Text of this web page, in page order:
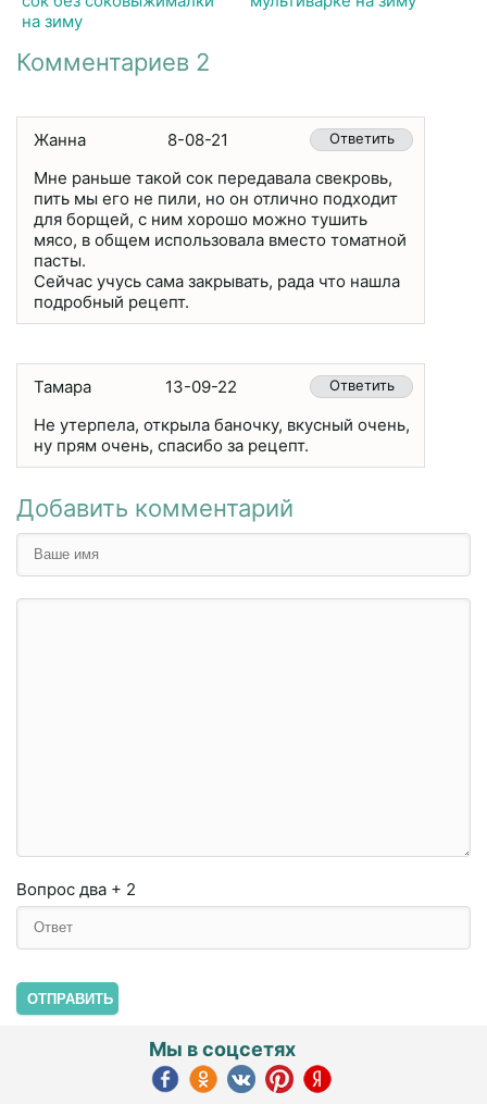
на зиму
Комментариев 2
Жанна 8-08-21 Ответить
Мне раньше такой сок передавала свекровь,
пить мы его не пили, но он отлично подходит
для борщей, с ним хорошо можно тушить
мясо, в общем использовала вместо томатной
пасты.
Сейчас учусь сама закрывать, рада что нашла
подробный рецепт.
Тамара 13-09-22 Ответить
Не утерпела, открыла баночку, вкусный очень,
ну прям очень, спасибо за рецепт.
Добавить комментарий
Вопрос два + 2
ОТПРАВИТЬ
Мы в соцсетях